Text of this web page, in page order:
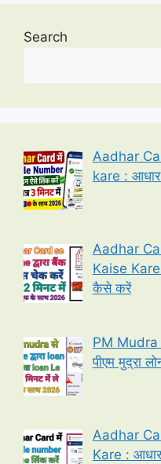
Search
Aadhar
kare : आधार
Aadhar
Kaise
कैसे करें
PM
पीएम मुद्रा
Aadhar
Kare : आधार